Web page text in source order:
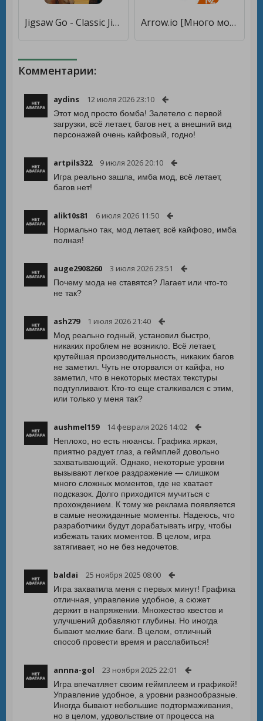
Jigsaw Go - Classic Jigsaw Puz [Много монет] Arrow.io [Много монет]
Комментарии:
aydins 12 июля 2026 23:10
Этот мод просто бомба! Залетело с первой
загрузки, всё летает, багов нет, а внешний вид
персонажей очень кайфовый, годно!
artpils322 9 июля 2026 20:10
Игра реально зашла, имба мод, всё летает,
багов нет!
alik10s81 6 июля 2026 11:50
Нормально так, мод летает, всё кайфово, имба
полная!
auge2908260 3 июля 2026 23:51
Почему мода не ставятся? Лагает или что-то
не так?
ash279 1 июля 2026 21:40
Мод реально годный, установил быстро,
никаких проблем не возникло. Всё летает,
крутейшая производительность, никаких багов
не заметил. Чуть не оторвался от кайфа, но
заметил, что в некоторых местах текстуры
подтупливают. Кто-то еще сталкивался с этим,
или только у меня так?
aushmel159 14 февраля 2026 14:02
Неплохо, но есть нюансы. Графика яркая,
приятно радует глаз, а геймплей довольно
захватывающий. Однако, некоторые уровни
вызывают легкое раздражение — слишком
много сложных моментов, где не хватает
подсказок. Долго приходится мучиться с
прохождением. К тому же реклама появляется
в самые неожиданные моменты. Надеюсь, что
разработчики будут дорабатывать игру, чтобы
избежать таких моментов. В целом, игра
затягивает, но не без недочетов.
baldai 25 ноября 2025 08:00
Игра захватила меня с первых минут! Графика
отличная, управление удобное, а сюжет
держит в напряжении. Множество квестов и
улучшений добавляют глубины. Но иногда
бывают мелкие баги. В целом, отличный
способ провести время и расслабиться!
annna-gol 23 ноября 2025 22:01
Игра впечатляет своим геймплеем и графикой!
Управление удобное, а уровни разнообразные.
Иногда бывают небольшие подтормаживания,
но в целом, удовольствие от процесса на